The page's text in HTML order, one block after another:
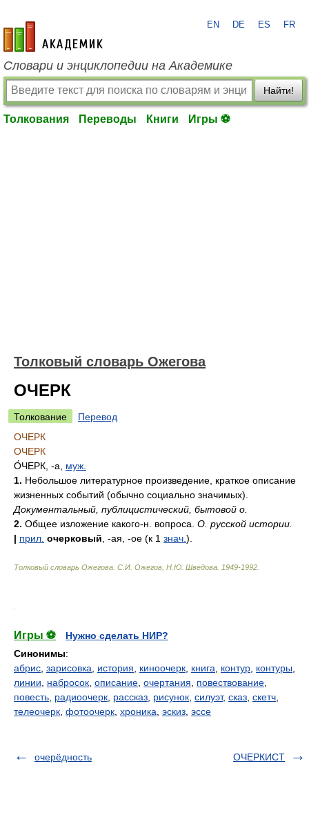
academic.ru
EN DE ES FR
Словари и энциклопедии на Академике
Найти!
Толкования Переводы Книги Игры ⚽
Толковый словарь Ожегова
ОЧЕРК
Толкование
Перевод
ОЧЕРК
ОЧЕРК
О́ЧЕРК , -а, муж.
1. Небольшое литературное произведение, краткое описание
жизненных событий (обычно социально значимых).
Документальный, публицистический, бытовой о.
2. Общее изложение какого-н. вопроса. О. русской истории.
| прил. очерковый , -ая, -ое (к 1 знач. ).
Толковый словарь Ожегова С.И. Ожегов, Н.Ю. Шведова. 1949-1992
Игры ⚽
Нужно сделать НИР?
Синонимы:
абрис зарисовка история киноочерк книга контур контуры
линии
набросок описание очертания повествование
повесть радиоочерк рассказ рисунок силуэт, сказ скетч
телеочерк фотоочерк хроника эскиз эссе
очерёдность ОЧЕРКИСТ